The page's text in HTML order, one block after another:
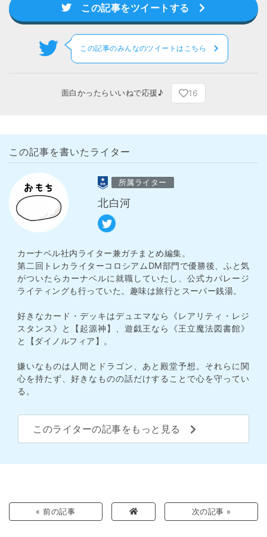
この記事をツイートする
この記事のみんなのツイートはこちら
面白かったらいいねで応援♪ 16
この記事を書いたライター
所属ライター
北白河
カーナベル社内ライター兼ガチまとめ編集。
第二回トレカライターコロシアムDM部門で優勝後、ふと気
がついたらカーナベルに就職していたし、公式カバレージ
ライティングも行っていた。趣味は旅行とスーパー銭湯。
好きなカード・デッキはデュエマなら《レアリティ・レジ
スタンス》と【起源神】、遊戯王なら《王立魔法図書館》
と【ダイノルフィア】。
嫌いなものは人間とドラゴン、あと殿堂予想。それらに関
心を持たず、好きなものの話だけすることで心を守ってい
る。
このライターの記事をもっと見る
« 前の記事 次の記事 »